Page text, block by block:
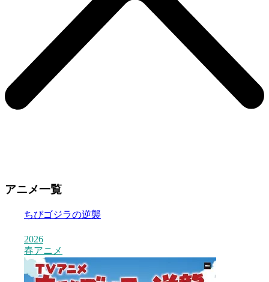
アニメ一覧
ちびゴジラの逆襲
2026
春アニメ